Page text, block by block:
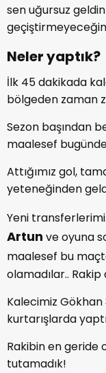
sen uğursuz
Neler yaptık?
İlk 45 dakikada
bölgeden zaman
Sezon başından
maalesef
Attığımız gol,
yeteneğinden
Yeni
Artun ve oyuna
maalesef bu
olamadılar..
Kalecimiz
kurtarışlarda
Rakibin en geride
tutamadık!